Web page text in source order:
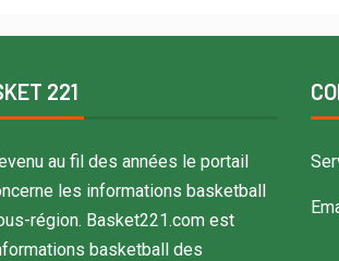
221
au fil des années le portail
les informations basketball
région. Basket221.com est
basketball des